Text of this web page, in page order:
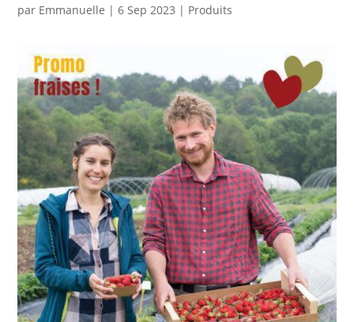
par Emmanuelle |6 Sep 2023 | Produits